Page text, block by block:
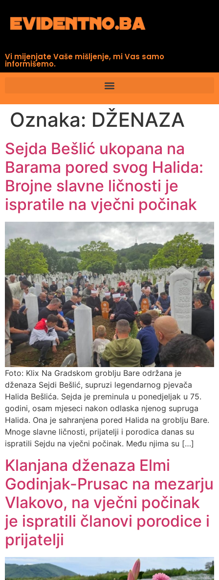
Vi mijenjate Vaše mišljenje, mi Vas samo
informišemo.
Oznaka: DŽENAZA
Sejda Bešlić ukopana na
Barama pored svog Halida:
Brojne slavne ličnosti je
ispratile na vječni počinak
Foto: Klix Na Gradskom groblju Bare održana je
dženaza Sejdi Bešlić, supruzi legendarnog pjevača
Halida Bešlića. Sejda je preminula u ponedjeljak u 75.
godini, osam mjeseci nakon odlaska njenog supruga
Halida. Ona je sahranjena pored Halida na groblju Bare.
Mnoge slavne ličnosti, prijatelji i porodica danas su
ispratili Sejdu na vječni počinak. Među njima su […]
Klanjana dženaza Elmi
Godinjak-Prusac na mezarju
Vlakovo, na vječni počinak
je ispratili članovi porodice i
prijatelji